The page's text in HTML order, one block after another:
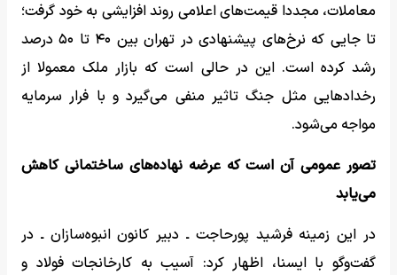
معاملات، مجددا قیمت‌های اعلامی روند افزایشی به خود گرفت؛
تا جایی که نرخ‌های پیشنهادی در تهران بین ۴۰ تا ۵۰ درصد
رشد کرده است. این در حالی است که بازار ملک معمولا از
رخدادهایی مثل جنگ تاثیر منفی می‌گیرد و با فرار سرمایه
مواجه می‌شود.
تصور عمومی آن است که عرضه نهاده‌های ساختمانی کاهش
می‌یابد
در این زمینه فرشید پورحاجت ـ دبیر کانون انبوه‌سازان ـ در
گفت‌وگو با ایسنا، اظهار کرد: آسیب به کارخانجات فولاد و